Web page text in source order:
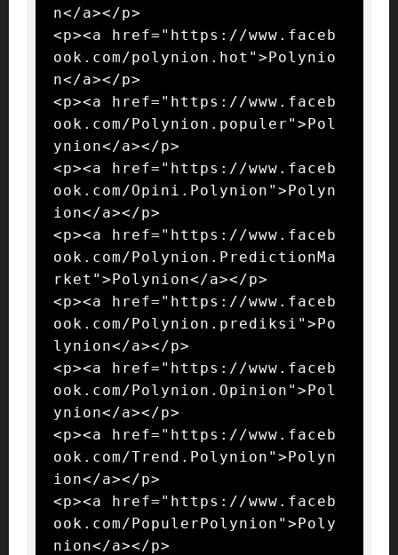
n</a></p>
<p><a href="https://www.faceb
ook.com/polynion.hot">Polynio
n</a></p>
<p><a href="https://www.faceb
ook.com/Polynion.populer">Pol
ynion</a></p>
<p><a href="https://www.faceb
ook.com/Opini.Polynion">Polyn
ion</a></p>
<p><a href="https://www.faceb
ook.com/Polynion.PredictionMa
rket">Polynion</a></p>
<p><a href="https://www.faceb
ook.com/Polynion.prediksi">Po
lynion</a></p>
<p><a href="https://www.faceb
ook.com/Polynion.Opinion">Pol
ynion</a></p>
<p><a href="https://www.faceb
ook.com/Trend.Polynion">Polyn
ion</a></p>
<p><a href="https://www.faceb
ook.com/PopulerPolynion">Poly
nion</a></p>